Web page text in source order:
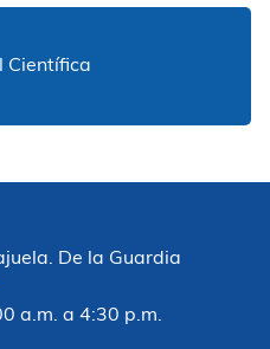
Científica
De la Guardia
a.m. a 4:30 p.m.